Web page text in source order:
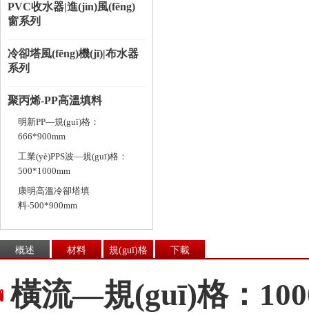
PVC收水器|進(jìn)風(fēng)
窗系列
冷卻塔風(fēng)機(jī)|布水器
系列
聚丙烯-PP高溫填料
明新PP—規(guī)格：
666*900mm
工業(yè)PPS波—規(guī)格：
500*1000mm
康明高溫冷卻塔填
料-500*900mm
概述 材料 規(guī)格 下載
橫流—規(guī)格：